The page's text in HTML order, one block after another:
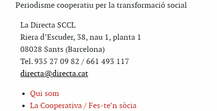
Periodisme cooperatiu per la transformació social
La Directa SCCL
Riera d’Escuder, 38, nau 1, planta 1
08028 Sants (Barcelona)
Tel. 935 27 09 82 / 661 493 117
directa@directa.cat
Qui som
La Cooperativa / Fes-te’n sòcia